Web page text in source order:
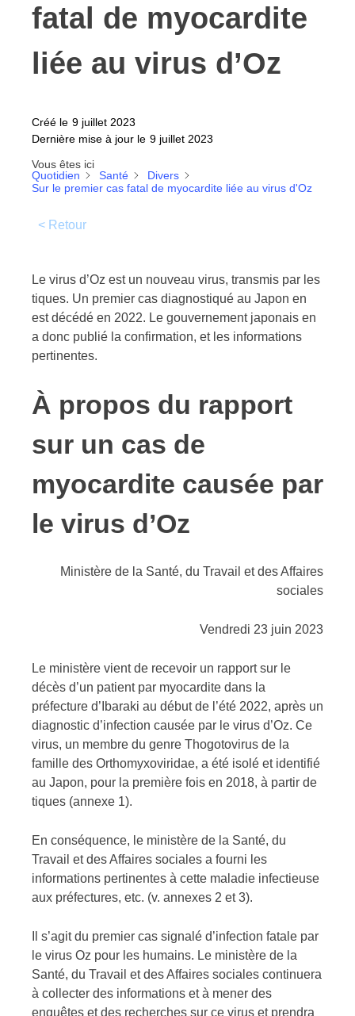
fatal de myocardite
liée au virus d’Oz
Créé le 9 juillet 2023
Dernière mise à jour le 9 juillet 2023
Vous êtes ici
Quotidien
Santé
Divers
Sur le premier cas fatal de myocardite liée au virus d'Oz
< Retour
Le virus d’Oz est un nouveau virus, transmis par les
tiques. Un premier cas diagnostiqué au Japon en
est décédé en 2022. Le gouvernement japonais en
a donc publié la confirmation, et les informations
pertinentes.
À propos du rapport
sur un cas de
myocardite causée par
le virus d’Oz
Ministère de la Santé, du Travail et des Affaires
sociales
Vendredi 23 juin 2023
Le ministère vient de recevoir un rapport sur le
décès d’un patient par myocardite dans la
préfecture d’Ibaraki au début de l’été 2022, après un
diagnostic d’infection causée par le virus d’Oz. Ce
virus, un membre du genre Thogotovirus de la
famille des Orthomyxoviridae, a été isolé et identifié
au Japon, pour la première fois en 2018, à partir de
tiques (annexe 1).
En conséquence, le ministère de la Santé, du
Travail et des Affaires sociales a fourni les
informations pertinentes à cette maladie infectieuse
aux préfectures, etc. (v. annexes 2 et 3).
Il s’agit du premier cas signalé d’infection fatale par
le virus Oz pour les humains. Le ministère de la
Santé, du Travail et des Affaires sociales continuera
à collecter des informations et à mener des
enquêtes et des recherches sur ce virus et prendra